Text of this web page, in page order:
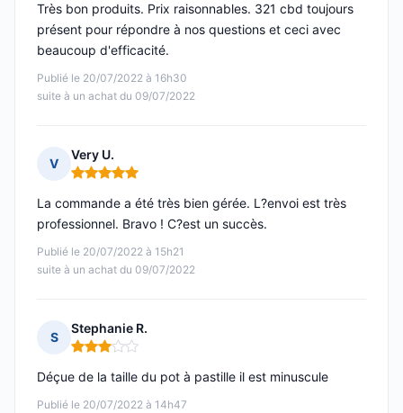
Publié le 20/07/2022 à 16h30
suite à un achat du 09/07/2022
Très bon produits. Prix raisonnables. 321 cbd toujours
présent pour répondre à nos questions et ceci avec
beaucoup d'efficacité.
V
Very U.
Note : 5 sur 5
Publié le 20/07/2022 à 15h21
suite à un achat du 09/07/2022
La commande a été très bien gérée. L?envoi est très
professionnel. Bravo ! C?est un succès.
S
Stephanie R.
Note : 3 sur 5
Publié le 20/07/2022 à 14h47
Déçue de la taille du pot à pastille il est minuscule